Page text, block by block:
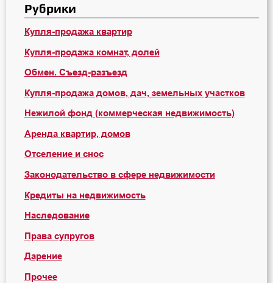
Рубрики
Купля-продажа квартир
Купля-продажа комнат, долей
Обмен. Съезд-разъезд
Купля-продажа домов, дач, земельных участков
Нежилой фонд (коммерческая недвижимость)
Аренда квартир, домов
Отселение и снос
Законодательство в сфере недвижимости
Кредиты на недвижимость
Наследование
Права супругов
Дарение
Прочее